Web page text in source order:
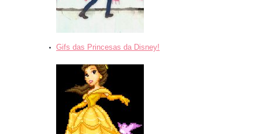
Gifs das Princesas da Disney!